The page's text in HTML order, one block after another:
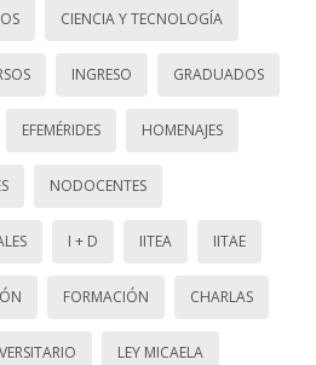
CIENCIA Y TECNOLOGÍA
INGRESO GRADUADOS
EFEMÉRIDES HOMENAJES
NODOCENTES
I + D IITEA IITAE
FORMACIÓN CHARLAS
LEY MICAELA